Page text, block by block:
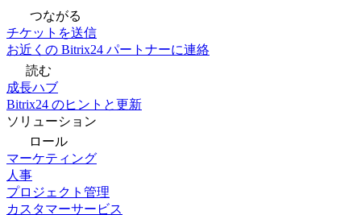
つながる
チケットを送信
お近くの Bitrix24 パートナーに連絡
読む
成長ハブ
Bitrix24 のヒントと更新
ソリューション
ロール
マーケティング
人事
プロジェクト管理
カスタマーサービス